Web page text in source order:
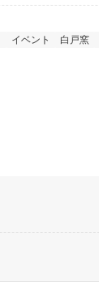
イベント 白戸窯